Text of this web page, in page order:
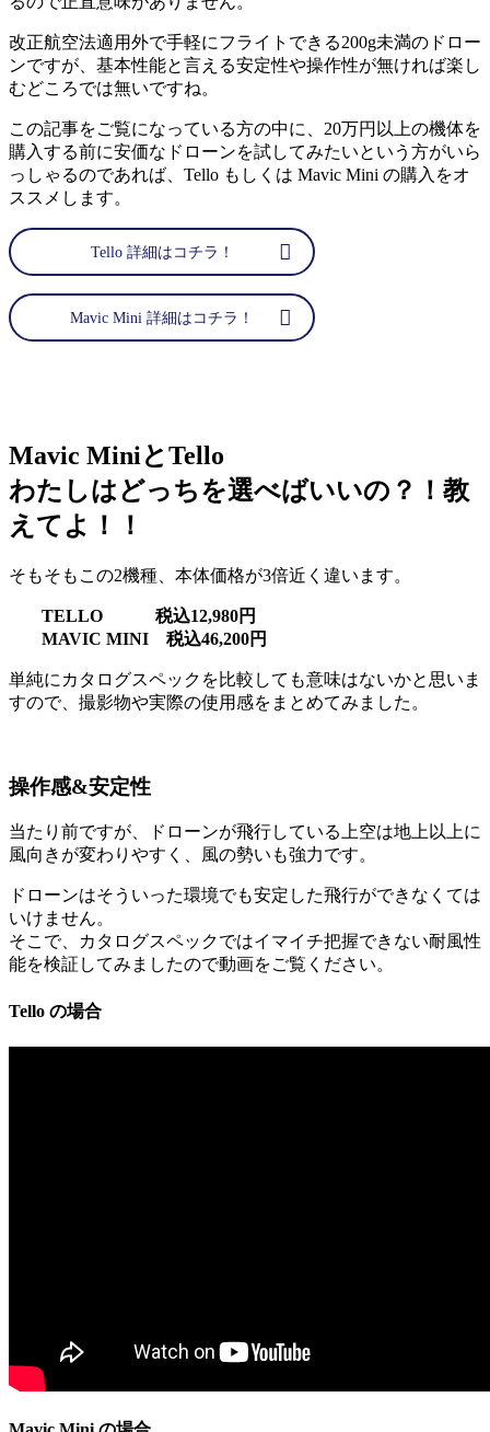
改正航空法適用外で手軽にフライトできる200g未満のドロー
ンですが、基本性能と言える安定性や操作性が無ければ楽し
むどころでは無いですね。
この記事をご覧になっている方の中に、20万円以上の機体を
購入する前に安価なドローンを試してみたいという方がいら
っしゃるのであれば、Tello もしくは Mavic Mini の購入をオ
ススメします。
Tello 詳細はコチラ！
Mavic Mini 詳細はコチラ！
Mavic MiniとTello
わたしはどっちを選べばいいの？！教
えてよ！！
そもそもこの2機種、本体価格が3倍近く違います。
TELLO 税込12,980円
MAVIC MINI 税込46,200円
単純にカタログスペックを比較しても意味はないかと思いま
すので、撮影物や実際の使用感をまとめてみました。
操作感&安定性
当たり前ですが、ドローンが飛行している上空は地上以上に
風向きが変わりやすく、風の勢いも強力です。
ドローンはそういった環境でも安定した飛行ができなくては
いけません。
そこで、カタログスペックではイマイチ把握できない耐風性
能を検証してみましたので動画をご覧ください。
Tello の場合